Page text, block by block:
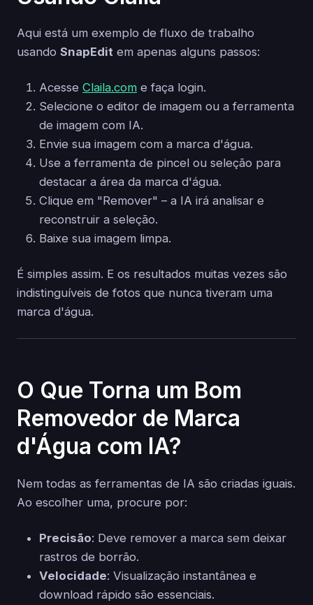
Aqui está um exemplo de fluxo de trabalho
usando SnapEdit em apenas alguns passos:
Acesse Claila.com e faça login.
Selecione o editor de imagem ou a ferramenta
de imagem com IA.
Envie sua imagem com a marca d'água.
Use a ferramenta de pincel ou seleção para
destacar a área da marca d'água.
Clique em "Remover" – a IA irá analisar e
reconstruir a seleção.
Baixe sua imagem limpa.
É simples assim. E os resultados muitas vezes são
indistinguíveis de fotos que nunca tiveram uma
marca d'água.
O Que Torna um Bom
Removedor de Marca
d'Água com IA?
Nem todas as ferramentas de IA são criadas iguais.
Ao escolher uma, procure por:
Precisão: Deve remover a marca sem deixar
rastros de borrão.
Velocidade: Visualização instantânea e
download rápido são essenciais.